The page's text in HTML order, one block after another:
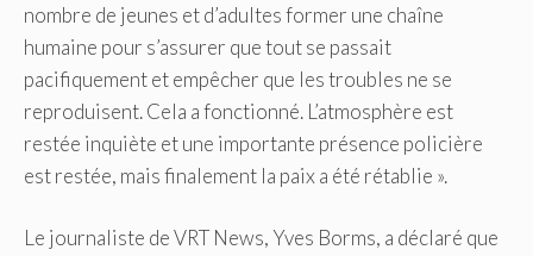
nombre de jeunes et d’adultes former une chaîne
humaine pour s’assurer que tout se passait
pacifiquement et empêcher que les troubles ne se
reproduisent. Cela a fonctionné. L’atmosphère est
restée inquiète et une importante présence policière
est restée, mais finalement la paix a été rétablie ».
Le journaliste de VRT News, Yves Borms, a déclaré que